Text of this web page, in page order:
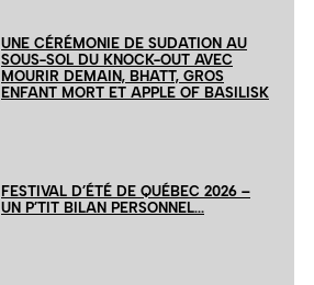
UNE CÉRÉMONIE DE SUDATION AU
SOUS-SOL DU KNOCK-OUT AVEC
MOURIR DEMAIN, BHATT, GROS
ENFANT MORT ET APPLE OF BASILISK
FESTIVAL D’ÉTÉ DE QUÉBEC 2026 –
UN P’TIT BILAN PERSONNEL…